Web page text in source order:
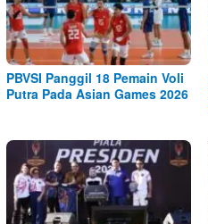
PBVSI Panggil 18 Pemain Voli
Putra Pada Asian Games 2026